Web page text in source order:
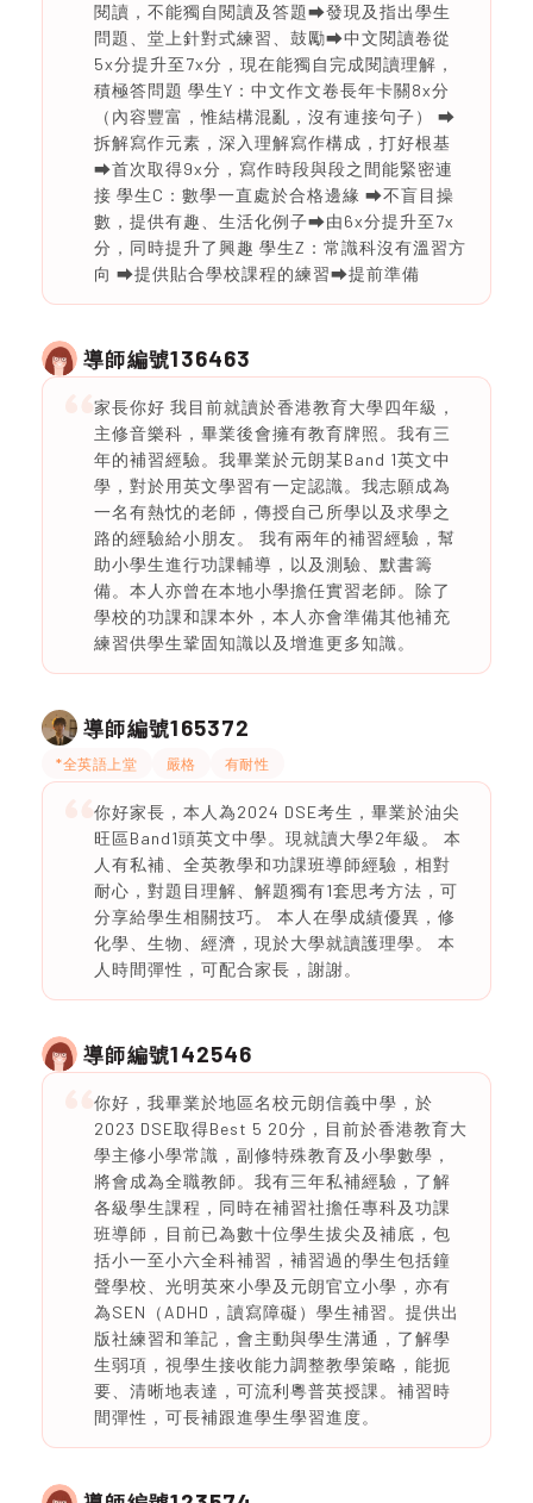
閱讀，不能獨自閱讀及答題⮕發現及指出學生
問題、堂上針對式練習、鼓勵⮕中文閱讀卷從
5x分提升至7x分，現在能獨自完成閱讀理解，
積極答問題 學生Y：中文作文卷長年卡關8x分
（內容豐富，惟結構混亂，沒有連接句子） ⮕
拆解寫作元素，深入理解寫作構成，打好根基
⮕首次取得9x分，寫作時段與段之間能緊密連
接 學生C：數學一直處於合格邊緣 ⮕不盲目操
數，提供有趣、生活化例子⮕由6x分提升至7x
分，同時提升了興趣 學生Z：常識科沒有溫習方
向 ⮕提供貼合學校課程的練習⮕提前準備
導師編號136463
家長你好 我目前就讀於香港教育大學四年級，
主修音樂科，畢業後會擁有教育牌照。我有三
年的補習經驗。我畢業於元朗某Band 1英文中
學，對於用英文學習有一定認識。我志願成為
一名有熱忱的老師，傳授自己所學以及求學之
路的經驗給小朋友。 我有兩年的補習經驗，幫
助小學生進行功課輔導，以及測驗、默書籌
備。本人亦曾在本地小學擔任實習老師。除了
學校的功課和課本外，本人亦會準備其他補充
練習供學生鞏固知識以及增進更多知識。
導師編號165372
*全英語上堂 嚴格 有耐性
你好家長，本人為2024 DSE考生，畢業於油尖
旺區Band1頭英文中學。現就讀大學2年級。 本
人有私補、全英教學和功課班導師經驗，相對
耐心，對題目理解、解題獨有1套思考方法，可
分享給學生相關技巧。 本人在學成績優異，修
化學、生物、經濟，現於大學就讀護理學。 本
人時間彈性，可配合家長，謝謝。
導師編號142546
你好，我畢業於地區名校元朗信義中學，於
2023 DSE取得Best 5 20分，目前於香港教育大
學主修小學常識，副修特殊教育及小學數學，
將會成為全職教師。我有三年私補經驗，了解
各級學生課程，同時在補習社擔任專科及功課
班導師，目前已為數十位學生拔尖及補底，包
括小一至小六全科補習，補習過的學生包括鐘
聲學校、光明英來小學及元朗官立小學，亦有
為SEN（ADHD，讀寫障礙）學生補習。提供出
版社練習和筆記，會主動與學生溝通，了解學
生弱項，視學生接收能力調整教學策略，能扼
要、清晰地表達，可流利粵普英授課。補習時
間彈性，可長補跟進學生學習進度。